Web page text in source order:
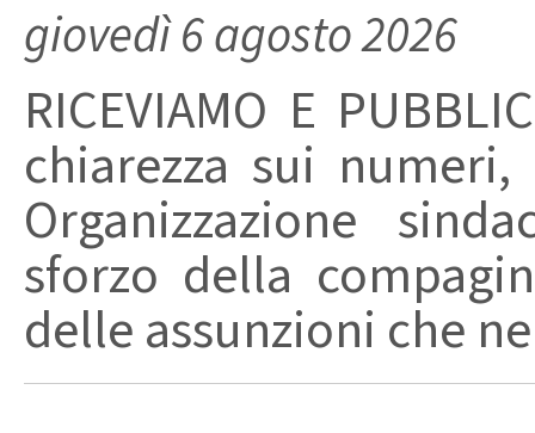
giovedì 6 agosto 2026
RICEVIAMO E
chiarezza sui
Organizzazione
sforzo della
delle assunzioni che